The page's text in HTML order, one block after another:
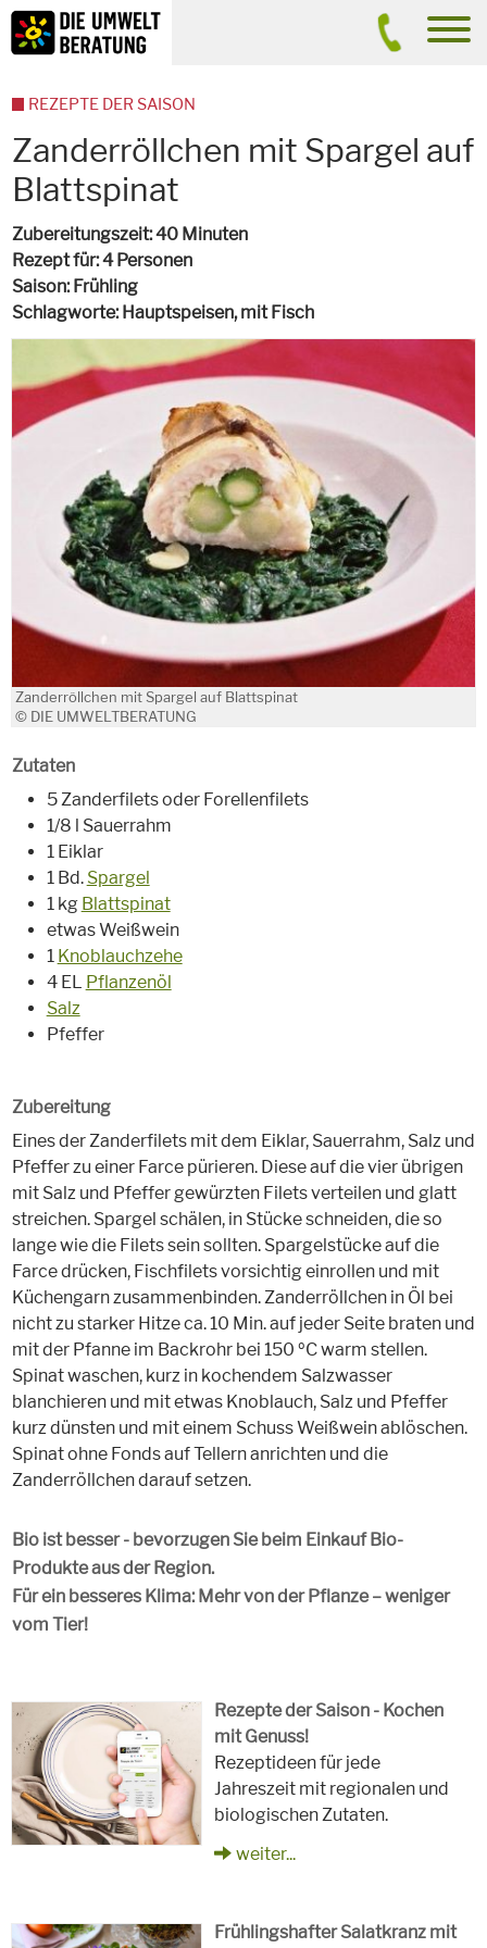
Inhalt
Suche
Zanderröllchen mit Spargel auf
Blattspinat
Zubereitungszeit 40 Minuten
Rezept für 4 Personen
Saison Frühling
Schlagworte Hauptspeisen, mit Fisch
Zanderröllchen mit Spargel auf Blattspinat
© DIE UMWELTBERATUNG
Zutaten
5 Zanderfilets oder Forellenfilets
1/8 l Sauerrahm
1 Eiklar
1 Bd. Spargel
1 kg Blattspinat
etwas Weißwein
1 Knoblauchzehe
4 EL Pflanzenöl
Salz
Pfeffer
Zubereitung
Eines der Zanderfilets mit dem Eiklar, Sauerrahm, Salz und
Pfeffer zu einer Farce pürieren. Diese auf die vier übrigen
mit Salz und Pfeffer gewürzten Filets verteilen und glatt
streichen. Spargel schälen, in Stücke schneiden, die so
lange wie die Filets sein sollten. Spargelstücke auf die
Farce drücken, Fischfilets vorsichtig einrollen und mit
Küchengarn zusammenbinden. Zanderröllchen in Öl bei
nicht zu starker Hitze ca. 10 Min. auf jeder Seite braten und
mit der Pfanne im Backrohr bei 150 ºC warm stellen.
Spinat waschen, kurz in kochendem Salzwasser
blanchieren und mit etwas Knoblauch, Salz und Pfeffer
kurz dünsten und mit einem Schuss Weißwein ablöschen.
Spinat ohne Fonds auf Tellern anrichten und die
Zanderröllchen darauf setzen.
Bio ist besser - bevorzugen Sie beim Einkauf Bio-
Produkte aus der Region.
Für ein besseres Klima: Mehr von der Pflanze – weniger
vom Tier!
Rezepte der Saison - Kochen
mit Genuss!
Rezeptideen für jede
Jahreszeit mit regionalen und
biologischen Zutaten.
weiter...
Frühlingshafter Salatkranz mit
REZEPTE DER SAISON